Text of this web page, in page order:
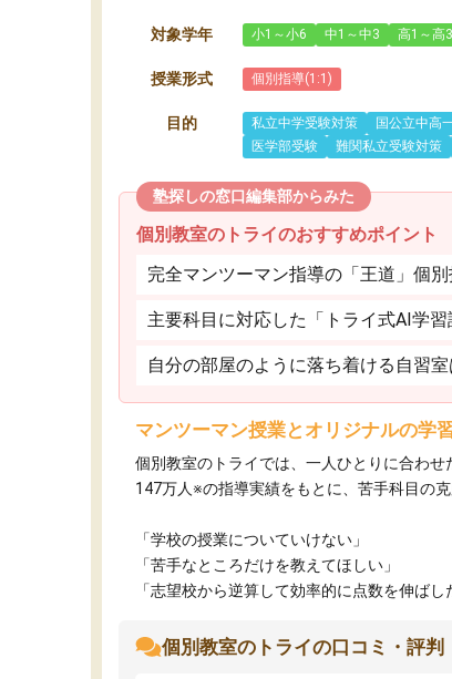
対象学年 小1～小6 中1～中3 高1～高3
授業形式 個別指導(1:1)
目的 私立中学受験対策 国公立中高
医学部受験
難関私立受験対策
塾探しの窓口編集部からみた
個別教室のトライのおすすめポイント
完全マンツーマン指導の「王道」個
主要科目に対応した「トライ式AI学
自分の部屋のように落ち着ける自習
マンツーマン授業とオリジナルの学
個別教室のトライでは、一人ひとりに合わせ
147万人※の指導実績をもとに、苦手科目の
「学校の授業についていけない」​
「苦手なところだけを教えてほしい」​
「志望校から逆算して効率的に点数を伸ばし
個別教室のトライの口コミ・評判